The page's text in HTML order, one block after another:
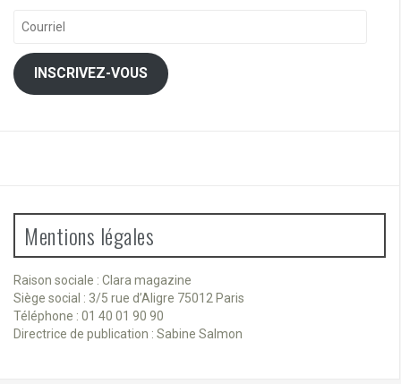
INSCRIVEZ-VOUS
Mentions légales
Raison sociale : Clara magazine
Siège social : 3/5 rue d’Aligre 75012 Paris
Téléphone : 01 40 01 90 90
Directrice de publication : Sabine Salmon